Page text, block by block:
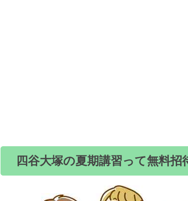
四谷大塚の夏期講習って無料招